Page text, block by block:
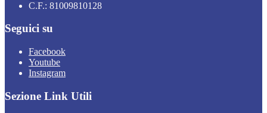
C.F.: 81009810128
Seguici su
Facebook
Youtube
Instagram
Sezione Link Utili